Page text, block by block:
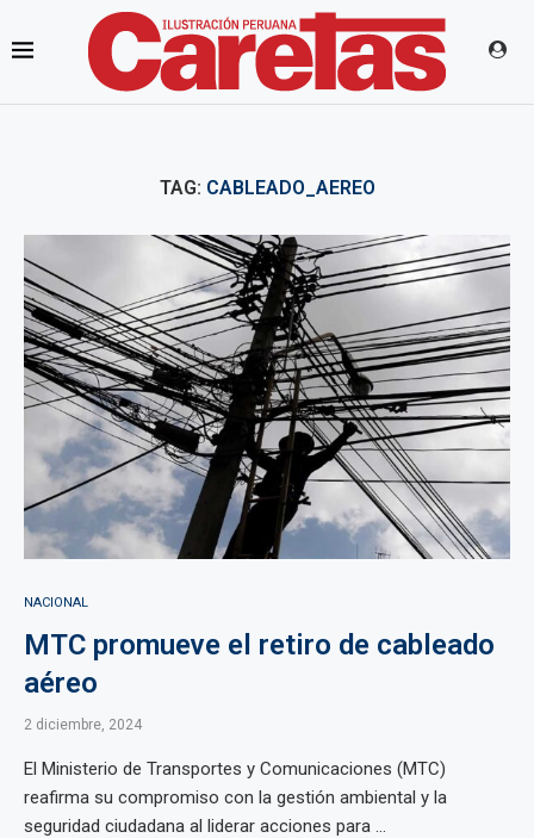
TAG: CABLEADO_AEREO
NACIONAL
MTC promueve el retiro de cableado
aéreo
2 diciembre, 2024
El Ministerio de Transportes y Comunicaciones (MTC)
reafirma su compromiso con la gestión ambiental y la
seguridad ciudadana al liderar acciones para ...